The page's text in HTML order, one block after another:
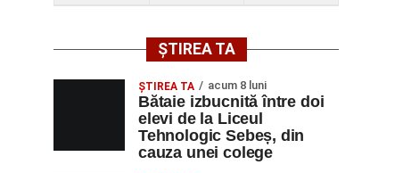
ȘTIREA TA
ŞTIREA TA acum 8 luni
Bătaie izbucnită între doi
elevi de la Liceul
Tehnologic Sebeș, din
cauza unei colege